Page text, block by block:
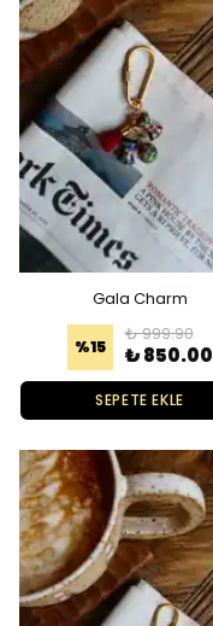
Gala Charm
%15
₺ 999.90
₺ 850.00
SEPETE EKLE